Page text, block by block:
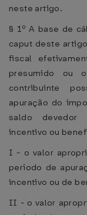
neste artigo.
§ 1º A base de
caput deste
fiscal
presumido ou
contribuinte
apuração do
saldo devedor
incentivo ou
I - o valor
período de
incentivo ou de
II - o valor